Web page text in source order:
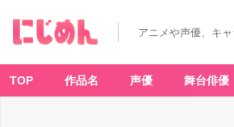
アニメや声優、キ
TOP 作品名 声優 舞台俳優